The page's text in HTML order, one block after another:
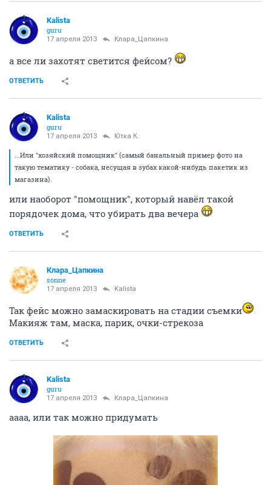
Kalista
guru
17 апреля 2013 Клара_Цапкина
а все ли захотят светится фейсом?
ОТВЕТИТЬ
Kalista
guru
17 апреля 2013 Ютка К.
...Или "хозяйский помощник" (самый банальный пример фото на
такую тематику - собака, несущая в зубах какой-нибудь пакетик из
магазина).
или наоборот "помощник", который навёл такой
порядочек дома, что убирать два вечера
ОТВЕТИТЬ
Клара_Цапкина
sonne
17 апреля 2013 Kalista
Так фейс можно замаскировать на стадии съемки
Макияж там, маска, парик, очки-стрекоза
ОТВЕТИТЬ
Kalista
guru
17 апреля 2013 Клара_Цапкина
аааа, или так можно придумать